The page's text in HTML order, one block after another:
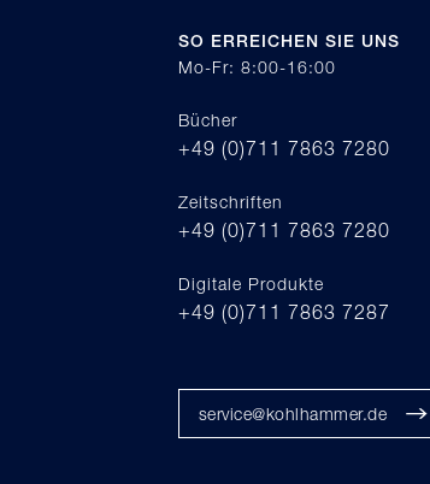
SO ERREICHEN SIE UNS
Mo-Fr: 8:00-16:00
Bücher
+49 (0)711 7863 7280
Zeitschriften
+49 (0)711 7863 7280
Digitale Produkte
+49 (0)711 7863 7287
service@kohlhammer.de